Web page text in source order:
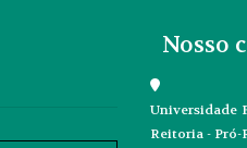
Nosso
Universidade
Reitoria - Pró-